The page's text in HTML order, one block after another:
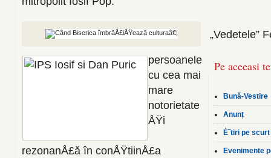
Pe aceeasi
Bună-Vestire
Anunț
È˜tiri pe scurt
Evenimente
„Vedetele”
persoanele
cu cea mai
mare
notorietate
ÅŸi
rezonanÅ£ă în conÅŸtiinÅ£a